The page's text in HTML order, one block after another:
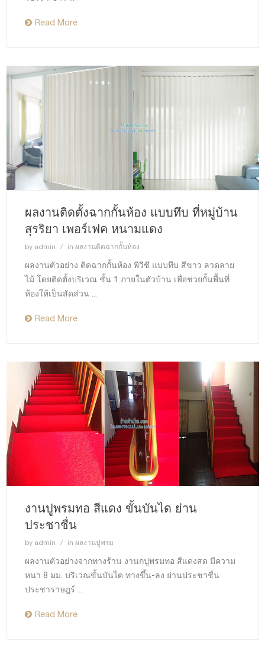
Read More
ผลงานติดตั้งฉากกั้นห้อง แบบทึบ ที่หมู่บ้าน
สุรริยา เพอร์เฟค หนามแดง
by admin in ผลงานติดฉากกั้นห้อง
ผลงานตัวอย่าง ติดฉากกั้นห้อง พีวีซี แบบทึบ สีขาว ลวดลาย
ไม้ โดยติดตั้งบริเวณ ชั้น 1 ภายในตัวบ้าน เพื่อช่วยกั้นพื้นที่
ห้องให้เป็นสัดส่วน ...
Read More
งานปูพรมทอ สีแดง ขั้นบันได ย่าน
ประชาชื่น
by admin in ผลงานปูพรม
ผลงานตัวอย่างจากทางร้าน งานกปูพรมทอ สีแดงสด มีความ
หนา 8 มม. บริเวณขั้นบันได ทางขึ้น-ลง ย่านประชาชื่น
ประชาราษฎร์ ...
Read More